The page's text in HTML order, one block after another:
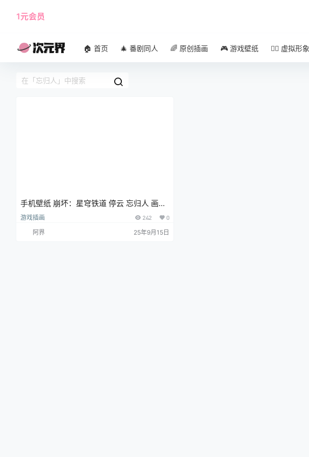
1元会员
🏠 首页 🎄 番剧同人 🌈 原创插画 🎮 游戏壁纸 🧚‍♀️ 虚拟形象
手机壁纸 崩坏：星穹铁道 停云 忘归人 画
师：Zipsy
游戏插画 242
0
阿界
25年9月15日